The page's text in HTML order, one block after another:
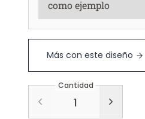
Más con este diseño
Cantidad